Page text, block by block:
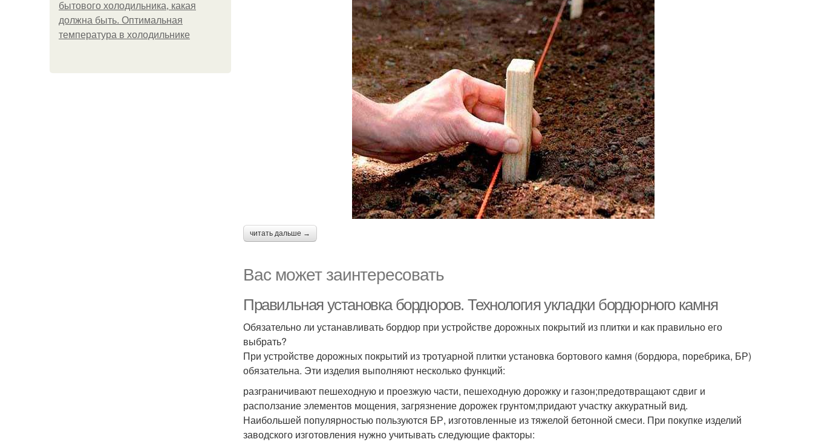
бытового холодильника, какая
должна быть. Оптимальная
температура в холодильнике
читать дальше →
Вас может заинтересовать
Правильная установка бордюров. Технология укладки бордюрного камня
Обязательно ли устанавливать бордюр при устройстве дорожных покрытий из плитки и как правильно его
выбрать?
При устройстве дорожных покрытий из тротуарной плитки установка бортового камня (бордюра, поребрика, БР)
обязательна. Эти изделия выполняют несколько функций:
разграничивают пешеходную и проезжую части, пешеходную дорожку и газон;предотвращают сдвиг и
расползание элементов мощения, загрязнение дорожек грунтом;придают участку аккуратный вид.
Наибольшей популярностью пользуются БР, изготовленные из тяжелой бетонной смеси. При покупке изделий
заводского изготовления нужно учитывать следующие факторы: